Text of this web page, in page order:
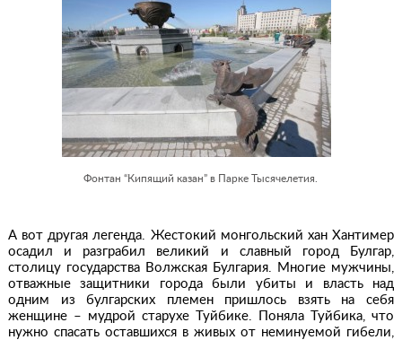
Фонтан “Кипящий казан” в Парке Тысячелетия.
А вот другая легенда. Жестокий монгольский хан Хантимер
осадил и разграбил великий и славный город Булгар,
столицу государства Волжская Булгария. Многие мужчины,
отважные защитники города были убиты и власть над
одним из булгарских племен пришлось взять на себя
женщине – мудрой старухе Туйбике. Поняла Туйбика, что
нужно спасать оставшихся в живых от неминуемой гибели,